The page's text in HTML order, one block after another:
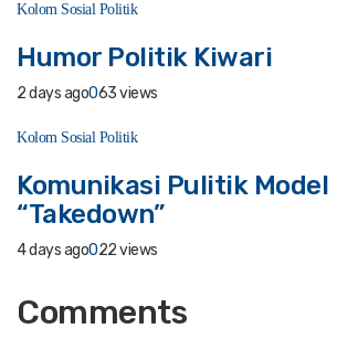
Kolom Sosial Politik
Humor Politik Kiwari
2 days ago063 views
Kolom Sosial Politik
Komunikasi Pulitik Model
“Takedown”
4 days ago022 views
Comments